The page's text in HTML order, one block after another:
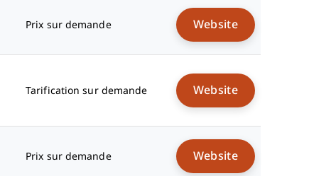
Prix sur demande Website
Tarification sur demande Website
Prix sur demande Website